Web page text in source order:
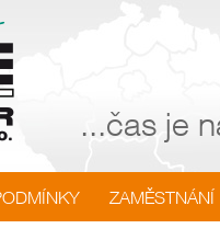
...čas je
ZAMĚSTNÁNÍ